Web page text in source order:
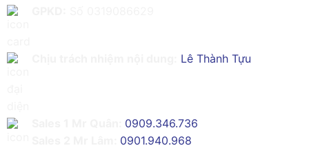
Lê Thành Tựu
0909.346.736
0901.940.968